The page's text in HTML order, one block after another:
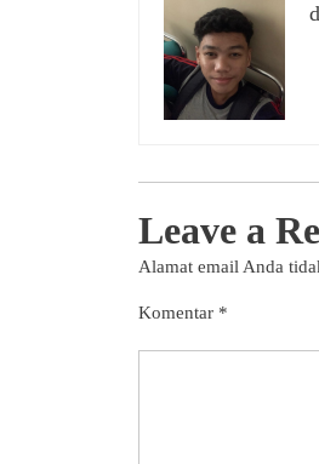
Leave a
Alamat email Anda
Komentar *